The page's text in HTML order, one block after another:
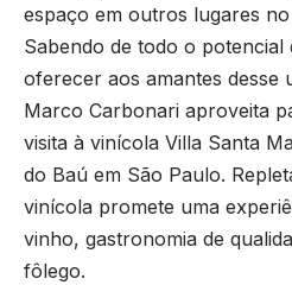
espaço em outros lugares
Sabendo de todo o potencial
oferecer aos amantes desse
Marco Carbonari aproveita
visita à vinícola Villa Santa
do Baú em São Paulo.
vinícola promete uma
vinho, gastronomia de
fôlego.